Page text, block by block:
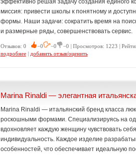
эффективно решая задачу создания единого
миссия: привести школы к понятному и
формы. Наши задачи: сократить время на
и размерные ряды, совершенствовать сервис.
Отзывов: 0 −0 −0 −0 | Просмотров: 1223 |
подробнее| добавить отзыв/оценить
Marina Rinaldi — элегантная
Marina Rinaldi — итальянский бренд класса
роскошными формами. Специализируясь на
вдохновляет каждую женщину чувствовать
индивидуальность. Каждое изделие
особенностей, что обеспечивает идеальную